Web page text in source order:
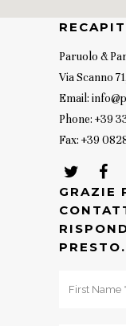
Paruolo &
Via Scanno
Email:
Phone: +39
Fax: +39
GRAZIE
PRESTO.